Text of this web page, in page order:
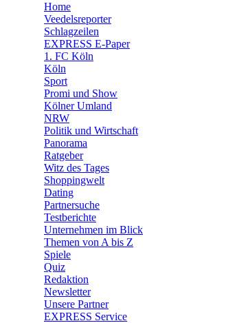
🛒 Shoppingwelt
🧩 Spiele
Home
Veedelsreporter
Schlagzeilen
EXPRESS E-Paper
1. FC Köln
Köln
Sport
Promi und Show
Kölner Umland
NRW
Politik und Wirtschaft
Panorama
Ratgeber
Witz des Tages
Shoppingwelt
Dating
Partnersuche
Testberichte
Unternehmen im Blick
Themen von A bis Z
Spiele
Quiz
Redaktion
Newsletter
Unsere Partner
EXPRESS Service